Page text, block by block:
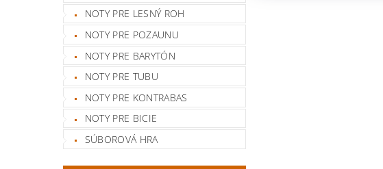
NOTY PRE LESNÝ ROH
NOTY PRE POZAUNU
NOTY PRE BARYTÓN
NOTY PRE TUBU
NOTY PRE KONTRABAS
NOTY PRE BICIE
SÚBOROVÁ HRA